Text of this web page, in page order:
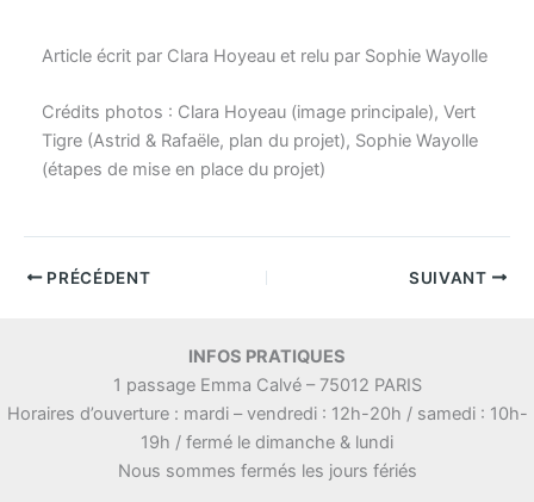
Article écrit par Clara Hoyeau et relu par Sophie Wayolle
Crédits photos : Clara Hoyeau (image principale), Vert
Tigre (Astrid & Rafaële, plan du projet), Sophie Wayolle
(étapes de mise en place du projet)
PRÉCÉDENT SUIVANT
INFOS PRATIQUES
1 passage Emma Calvé – 75012 PARIS
Horaires d’ouverture : mardi – vendredi : 12h-20h / samedi : 10h-
19h / fermé le dimanche & lundi
Nous sommes fermés les jours fériés